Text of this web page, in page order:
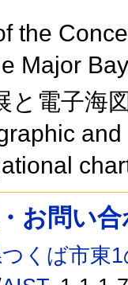
the
Major
と電子海
お問い
くば市東